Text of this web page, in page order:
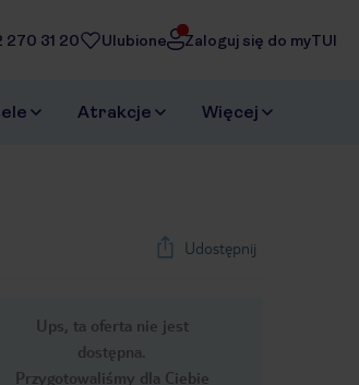
270 31 20 Ulubione Zaloguj się do myTUI
Atrakcje Więcej
Udostępnij
Ups, ta oferta nie jest
dostępna.
Przygotowaliśmy dla Ciebie